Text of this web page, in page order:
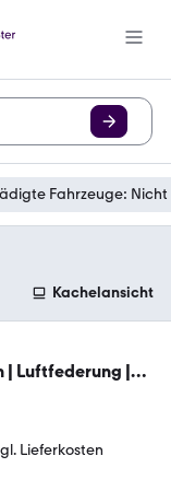
Fahrzeuge:
Kachelansicht
| Luftfederung |
Lieferkosten